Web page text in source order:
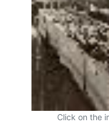
Click on the